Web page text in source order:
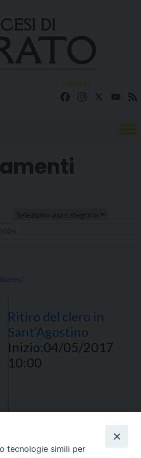
seguici su
FacebookInstagram
Ritiro del clero in
Sant’Agostino
Inizio:04/05/2017
10:00
tecnologie simili per